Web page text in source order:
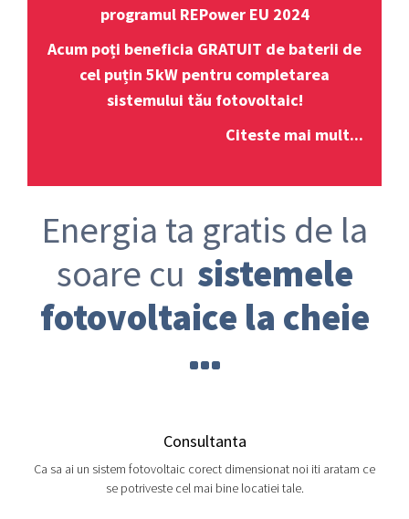
programul REPower EU 2024
Acum poți beneficia GRATUIT de baterii de
cel puțin 5kW pentru completarea
sistemului tău fotovoltaic!
Citeste mai mult...
Energia ta gratis de la
soare cu sistemele
fotovoltaice la cheie
Consultanta
Ca sa ai un sistem fotovoltaic corect dimensionat noi iti aratam ce
se potriveste cel mai bine locatiei tale.